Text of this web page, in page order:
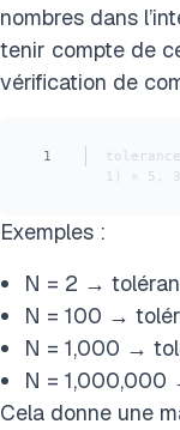
nombres dans
tenir compte de
vérification de
1
1) × 5,
Exemples :
N = 2 →
N = 100 →
N = 1,000 →
N =
Cela donne une